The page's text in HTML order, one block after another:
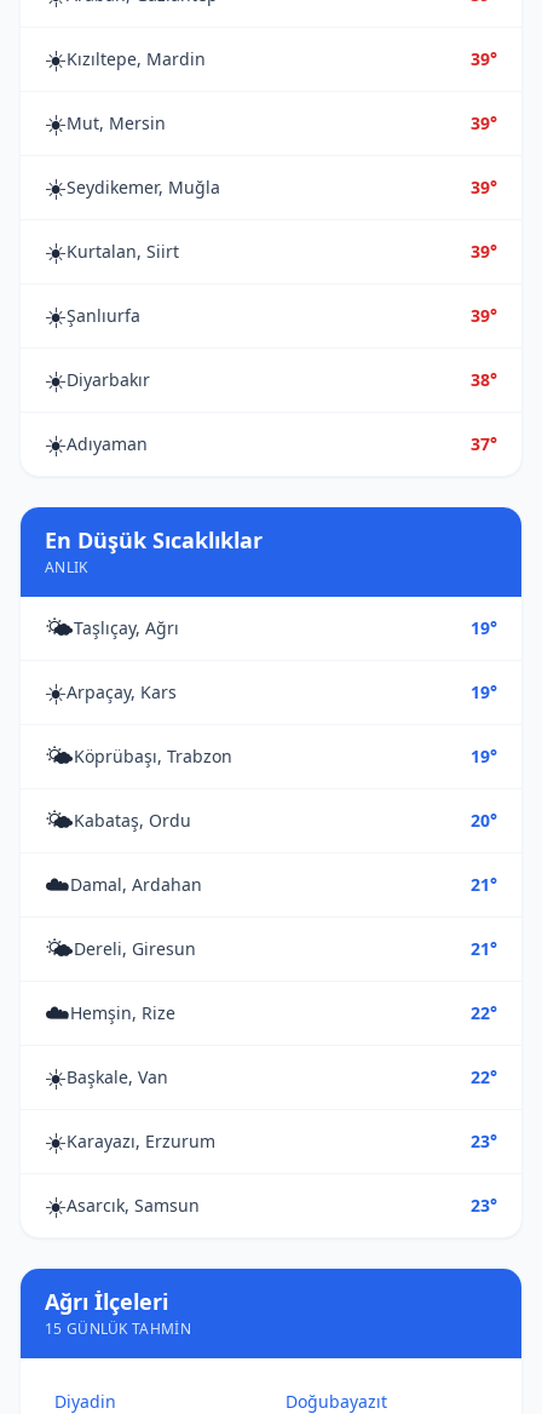
☀️Kızıltepe, Mardin 39°
☀️Mut, Mersin 39°
☀️Seydikemer, Muğla 39°
☀️Kurtalan, Siirt 39°
☀️Şanlıurfa 39°
☀️Diyarbakır 38°
☀️Adıyaman 37°
En Düşük Sıcaklıklar
ANLIK
🌤️Taşlıçay, Ağrı 19°
☀️Arpaçay, Kars 19°
🌤️Köprübaşı, Trabzon 19°
🌤️Kabataş, Ordu 20°
☁️Damal, Ardahan 21°
🌤️Dereli, Giresun 21°
☁️Hemşin, Rize 22°
☀️Başkale, Van 22°
☀️Karayazı, Erzurum 23°
☀️Asarcık, Samsun 23°
Ağrı İlçeleri
15 GÜNLÜK TAHMIN
Diyadin Doğubayazıt